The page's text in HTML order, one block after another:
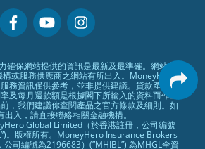
確保網站提供的資訊是最新及最準確。網站所
或服務供應商之網站有所出入。MoneyHero
務資訊僅供參考，並非提供建議。貸款產品比
及每月還款額是根據閣下所輸入的資料而作出
，我們建議你查閱產品之官方條款及細則。如
出入，請直接聯絡相關金融機構。
Global Limited（於香港註冊，公司編號
。版權所有。MoneyHero Insurance Brokers
司編號為2196683）(”MHIBL”) 為MHGL全資